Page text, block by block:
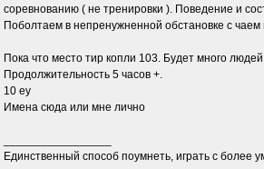
соревнованию ( не тренировки ). Поведение и
Поболтаем в непренужненной обстановке с
Пока что место тир копли 103. Будет много
Продолжительность 5 часов +.
10 еу
Имена сюда или мне лично
Единственный способ поумнеть, играть с более